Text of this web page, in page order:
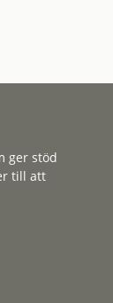
ger stöd
till att